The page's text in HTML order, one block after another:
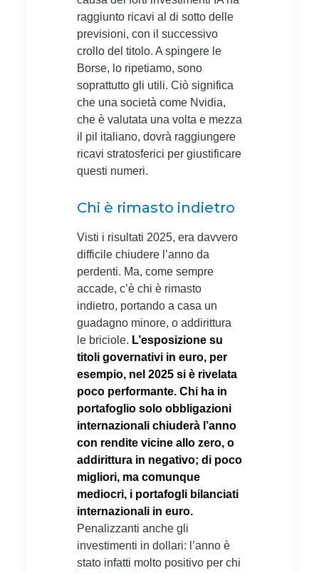
raggiunto ricavi al di sotto delle
previsioni, con il successivo
crollo del titolo. A spingere le
Borse, lo ripetiamo, sono
soprattutto gli utili. Ciò significa
che una società come Nvidia,
che è valutata una volta e mezza
il pil italiano, dovrà raggiungere
ricavi stratosferici per giustificare
questi numeri.
Chi è rimasto indietro
Visti i risultati 2025, era davvero
difficile chiudere l’anno da
perdenti. Ma, come sempre
accade, c’è chi è rimasto
indietro, portando a casa un
guadagno minore, o addirittura
le briciole. L’esposizione su
titoli governativi in euro, per
esempio, nel 2025 si è rivelata
poco performante. Chi ha in
portafoglio solo obbligazioni
internazionali chiuderà l’anno
con rendite vicine allo zero, o
addirittura in negativo; di poco
migliori, ma comunque
mediocri, i portafogli bilanciati
internazionali in euro.
Penalizzanti anche gli
investimenti in dollari: l’anno è
stato infatti molto positivo per chi